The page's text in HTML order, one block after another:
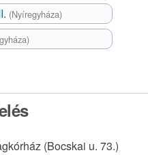
(Nyíregyháza)
(Bocskai u. 73.)